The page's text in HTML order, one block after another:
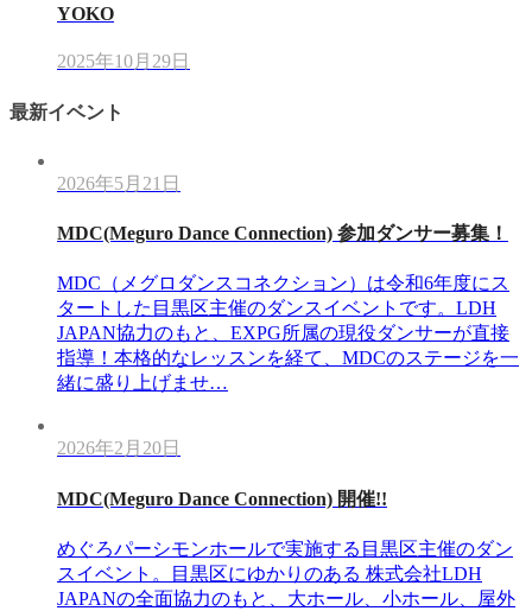
YOKO
2025年10月29日
最新イベント
2026年5月21日
MDC(Meguro Dance Connection) 参加ダンサー募集！
MDC（メグロダンスコネクション）は令和6年度にス
タートした目黒区主催のダンスイベントです。LDH
JAPAN協力のもと、EXPG所属の現役ダンサーが直接
指導！本格的なレッスンを経て、MDCのステージを一
緒に盛り上げませ…
2026年2月20日
MDC(Meguro Dance Connection) 開催!!
めぐろパーシモンホールで実施する目黒区主催のダン
スイベント。目黒区にゆかりのある 株式会社LDH
JAPANの全面協力のもと、大ホール、小ホール、屋外